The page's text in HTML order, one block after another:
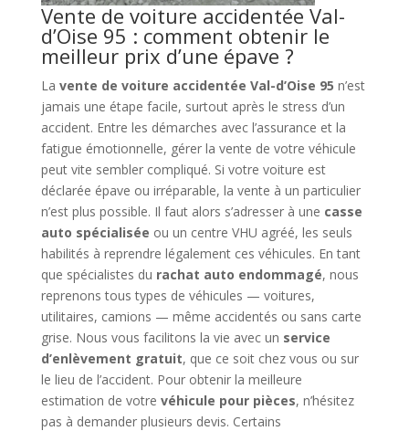
Vente de voiture accidentée Val-
d’Oise 95 : comment obtenir le
meilleur prix d’une épave ?
La vente de voiture accidentée Val-d’Oise 95 n’est
jamais une étape facile, surtout après le stress d’un
accident. Entre les démarches avec l’assurance et la
fatigue émotionnelle, gérer la vente de votre véhicule
peut vite sembler compliqué. Si votre voiture est
déclarée épave ou irréparable, la vente à un particulier
n’est plus possible. Il faut alors s’adresser à une casse
auto spécialisée ou un centre VHU agréé, les seuls
habilités à reprendre légalement ces véhicules. En tant
que spécialistes du rachat auto endommagé, nous
reprenons tous types de véhicules — voitures,
utilitaires, camions — même accidentés ou sans carte
grise. Nous vous facilitons la vie avec un service
d’enlèvement gratuit, que ce soit chez vous ou sur
le lieu de l’accident. Pour obtenir la meilleure
estimation de votre véhicule pour pièces, n’hésitez
pas à demander plusieurs devis. Certains